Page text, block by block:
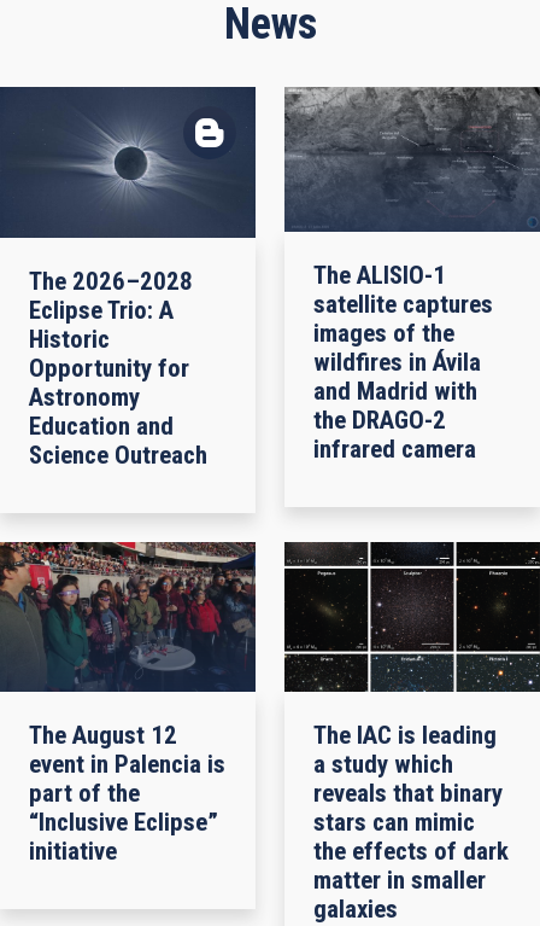
News
The 2026–2028
Eclipse Trio: A
Historic
Opportunity for
Astronomy
Education and
Science Outreach
The ALISIO-1
satellite captures
images of the
wildfires in Ávila
and Madrid with
the DRAGO-2
infrared camera
The August 12
event in Palencia is
part of the
“Inclusive Eclipse”
initiative
The IAC is leading
a study which
reveals that binary
stars can mimic
the effects of dark
matter in smaller
galaxies